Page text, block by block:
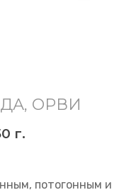
ОРВИ
г.
потогонным и